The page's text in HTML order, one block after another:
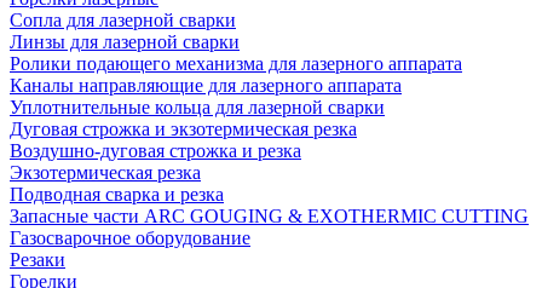
Сопла для лазерной сварки
Линзы для лазерной сварки
Ролики подающего механизма для лазерного аппарата
Каналы направляющие для лазерного аппарата
Уплотнительные кольца для лазерной сварки
Дуговая строжка и экзотермическая резка
Воздушно-дуговая строжка и резка
Экзотермическая резка
Подводная сварка и резка
Запасные части ARC GOUGING & EXOTHERMIC CUTTING
Газосварочное оборудование
Резаки
Горелки